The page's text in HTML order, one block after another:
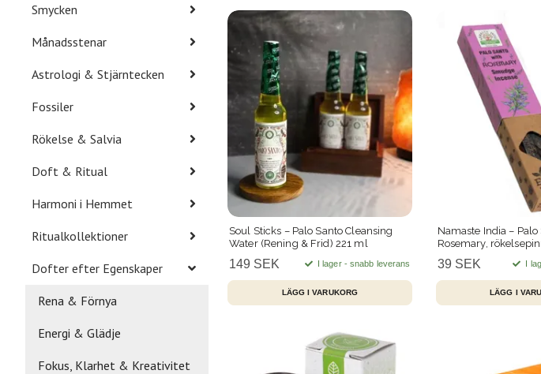
Smycken
Månadsstenar
Astrologi & Stjärntecken
Fossiler
Rökelse & Salvia
Doft & Ritual
Harmoni i Hemmet
Ritualkollektioner
Dofter efter Egenskaper
Rena & Förnya
Energi & Glädje
Fokus, Klarhet & Kreativitet
Soul Sticks – Palo Santo Cleansing
Water (Rening & Frid) 221 ml
149 SEK I lager - snabb leverans
Namaste India – Palo
Rosemary,
39 SEK I